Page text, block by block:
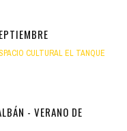
CULTURAL EL TANQUE
- VERANO DE